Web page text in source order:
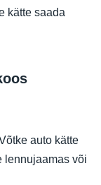
kätte saada
auto kätte
lennujaamas või